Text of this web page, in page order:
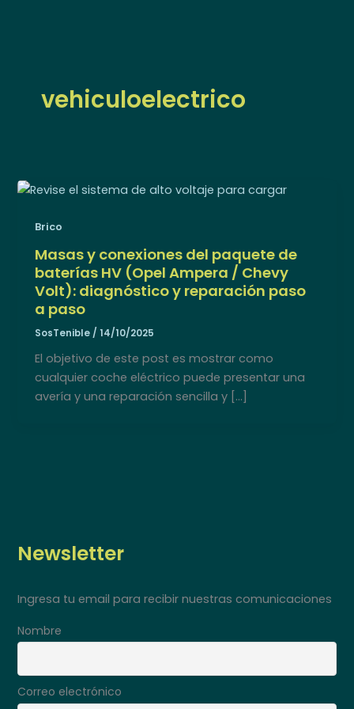
vehiculoelectrico
Brico
Masas y conexiones del paquete de
baterías HV (Opel Ampera / Chevy
Volt): diagnóstico y reparación paso
a paso
SosTenible /14/10/2025
El objetivo de este post es mostrar como
cualquier coche eléctrico puede presentar una
avería y una reparación sencilla y […]
Newsletter
Ingresa tu email para recibir nuestras comunicaciones
Nombre
Correo electrónico